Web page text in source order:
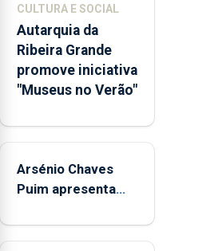
integrados
na
Rede
Municipal
de
aos
durante
o
de
CULTURA E SOCIAL
Autarquia da
Ribeira Grande
promove iniciativa
"Museus no Verão"
Arsénio Chaves
Puim apresenta
de Vila do Porto